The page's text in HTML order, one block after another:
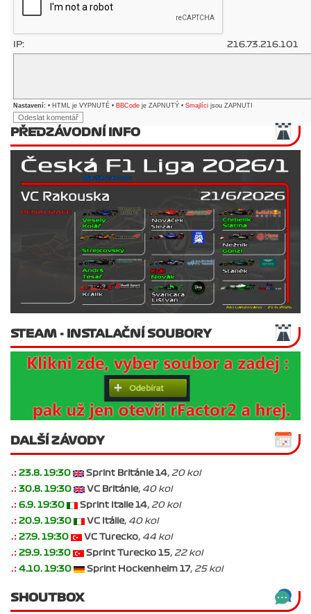
IP: 216.73.216.101
Nastavení: • HTML je VYPNUTÉ • BBCode je ZAPNUTÝ • Smajlíci jsou ZAPNUTI
PŘEDZÁVODNÍ INFO
STEAM - INSTALAČNÍ SOUBORY
DALŠÍ ZÁVODY
.: 23.8. 19:30 Sprint Británie 14, 20 kol
.: 30.8. 19:30 VC Británie, 40 kol
.: 6.9. 19:30 Sprint Italie 14, 20 kol
.: 20.9. 19:30 VC Itálie, 40 kol
.: 27.9. 19:30 VC Turecko, 44 kol
.: 29.9. 19:30 Sprint Turecko 15, 22 kol
.: 4.10. 19:30 Sprint Hockenheim 17, 25 kol
SHOUTBOX